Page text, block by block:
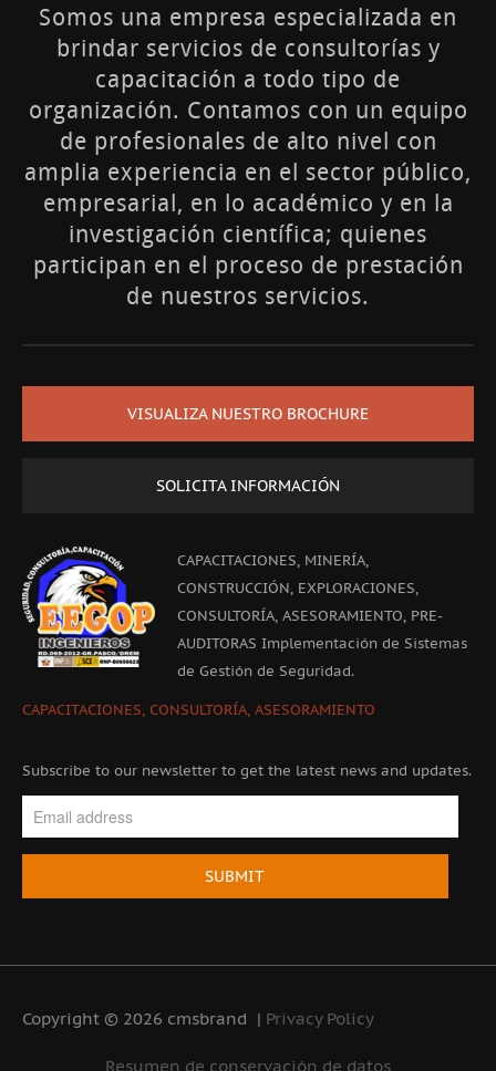
Somos una empresa especializada en
brindar servicios de consultorías y
capacitación a todo tipo de
organización. Contamos con un equipo
de profesionales de alto nivel con
amplia experiencia en el sector público,
empresarial, en lo académico y en la
investigación científica; quienes
participan en el proceso de prestación
de nuestros servicios.
VISUALIZA NUESTRO BROCHURE
SOLICITA INFORMACIÓN
CAPACITACIONES, MINERÍA,
CONSTRUCCIÓN, EXPLORACIONES,
CONSULTORÍA, ASESORAMIENTO, PRE-
AUDITORAS Implementación de Sistemas
de Gestión de Seguridad.
CAPACITACIONES, CONSULTORÍA, ASESORAMIENTO
Subscribe to our newsletter to get the latest news and updates.
your
SUBMIT
Copyright © 2026 cmsbrand | Privacy Policy
Resumen de conservación de datos